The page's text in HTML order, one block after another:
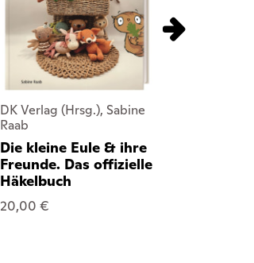
DK Verlag (Hrsg.), Sabine
Raab
Die kleine Eule & ihre
Freunde. Das offizielle
Häkelbuch
20,00 €